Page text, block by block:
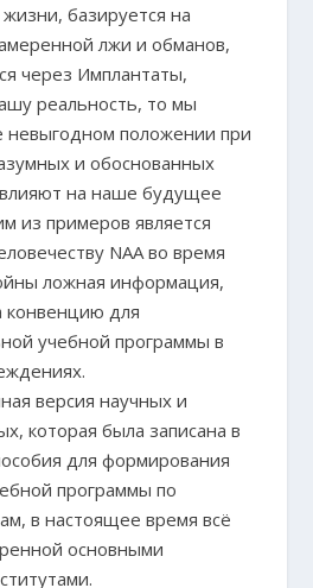
базируется на
лжи и обманов,
через Имплантаты,
реальность, то мы
невыгодном положении при
и обоснованных
на наше будущее
из примеров является
NAA во время
ложная информация,
конвенцию для
учебной программы в
версия научных и
которая была записана в
для формирования
программы по
в настоящее время всё
основными